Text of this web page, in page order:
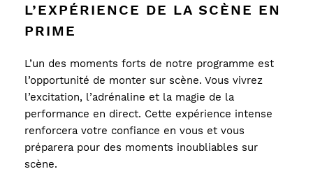
L’EXPÉRIENCE DE LA SCÈNE EN
PRIME
L’un des moments forts de notre programme est
l’opportunité de monter sur scène. Vous vivrez
l’excitation, l’adrénaline et la magie de la
performance en direct. Cette expérience intense
renforcera votre confiance en vous et vous
préparera pour des moments inoubliables sur
scène.